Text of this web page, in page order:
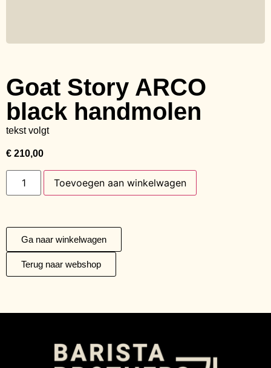
Goat Story ARCO
black handmolen
tekst volgt
€ 210,00
Toevoegen aan winkelwagen
Ga naar winkelwagen
Terug naar webshop